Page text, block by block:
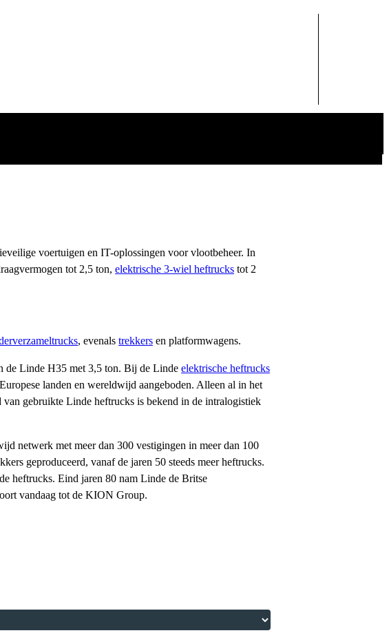
voertuigen en IT-oplossingen voor vlootbeheer. In
tot 2,5 ton, elektrische 3-wiel heftrucks tot 2
, evenals trekkers en platformwagens.
de Linde H35 met 3,5 ton. Bij de Linde elektrische heftrucks
landen en wereldwijd aangeboden. Alleen al in het
gebruikte Linde heftrucks is bekend in de intralogistiek
netwerk met meer dan 300 vestigingen in meer dan 100
geproduceerd, vanaf de jaren 50 steeds meer heftrucks.
heftrucks. Eind jaren 80 nam Linde de Britse
vandaag tot de KION Group.